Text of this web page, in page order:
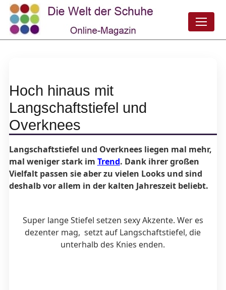
Hoch hinaus mit
Langschaftstiefel und
Overknees
Langschaftstiefel und Overknees liegen mal mehr,
mal weniger stark im Trend. Dank ihrer großen
Vielfalt passen sie aber zu vielen Looks und sind
deshalb vor allem in der kalten Jahreszeit beliebt.
Super lange Stiefel setzen sexy Akzente. Wer es
dezenter mag, setzt auf Langschaftstiefel, die
unterhalb des Knies enden.